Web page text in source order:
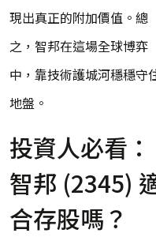
現出真正的附加價值。總
之，智邦在這場全球博弈
中，靠技術護城河穩穩守
地盤。
投資人必看：
智邦 (2345)
合存股嗎？